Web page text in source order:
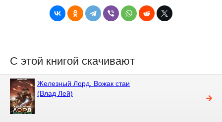
С этой книгой скачивают
Железный Лорд. Вожак стаи
(Влад Лей)